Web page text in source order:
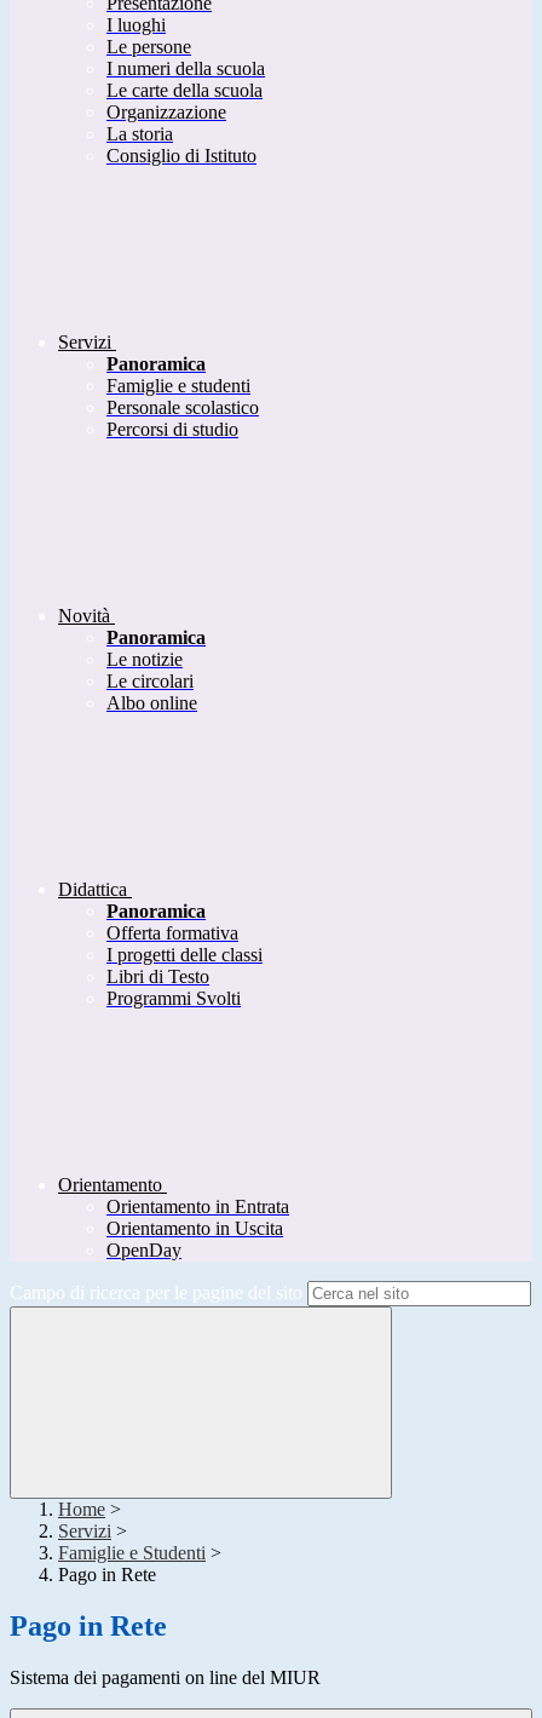
I luoghi
Le persone
I numeri della scuola
Le carte della scuola
Organizzazione
La storia
Consiglio di Istituto
Servizi
Panoramica
Famiglie e studenti
Personale scolastico
Percorsi di studio
Novità
Panoramica
Le notizie
Le circolari
Albo online
Didattica
Panoramica
Offerta formativa
I progetti delle classi
Libri di Testo
Programmi Svolti
Orientamento
Orientamento in Entrata
Orientamento in Uscita
OpenDay
Campo di ricerca per le pagine del sito
Home >
Servizi >
Famiglie e Studenti >
Pago in Rete
Pago in Rete
Sistema dei pagamenti on line del MIUR